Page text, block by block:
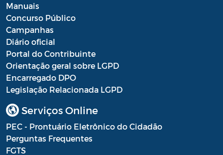
Manuais
Concurso Público
Campanhas
Diário oficial
Portal do Contribuinte
Orientação geral sobre LGPD
Encarregado DPO
Legislação Relacionada LGPD
Serviços Online
PEC - Prontuário Eletrônico do Cidadão
Perguntas Frequentes
FGTS